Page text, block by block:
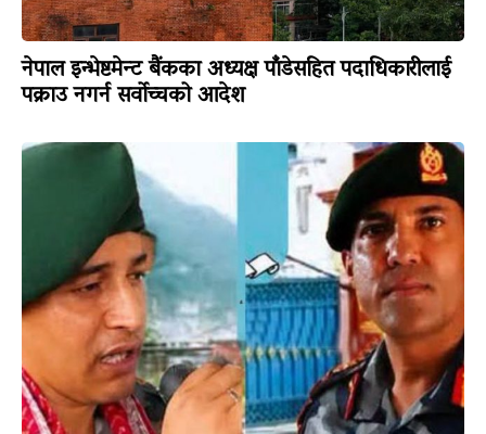
नेपाल इन्भेष्टमेन्ट बैंकका अध्यक्ष पाँडेसहित पदाधिकारीलाई
पक्राउ नगर्न सर्वोच्चको आदेश